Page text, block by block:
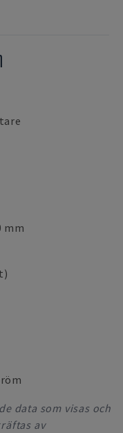
mm
data som visas och
av